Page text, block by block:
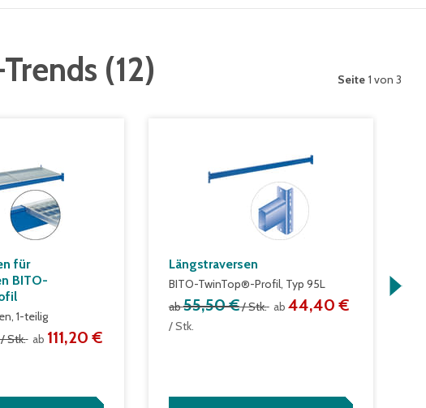
(12) Seite 1 von 3
für
BITO-
1-teilig
Stk. ab 111,20 €
Längstraversen
BITO-TwinTop®-Profil, Typ 95L
ab55,50 €/ Stk. ab 44,40 €
/ Stk.